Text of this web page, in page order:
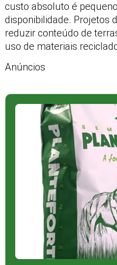
custo absoluto é
disponibilidade. Projetos
reduzir conteúdo de
uso de materiais
Anúncios